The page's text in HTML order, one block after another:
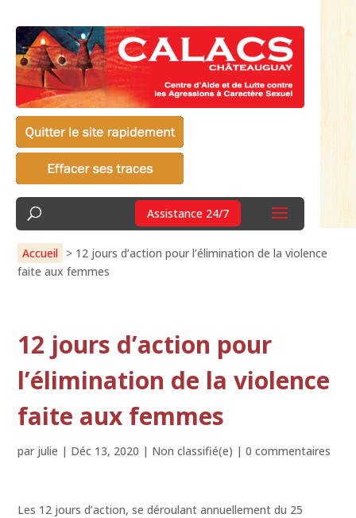
Assistance 24/7
Accueil > 12 jours d’action pour l’élimination de la violence
faite aux femmes
12 jours d’action pour
l’élimination de la violence
faite aux femmes
par julie | Déc 13, 2020 | Non classifié(e) |0 commentaires
Les 12 jours d’action, se déroulant annuellement du 25